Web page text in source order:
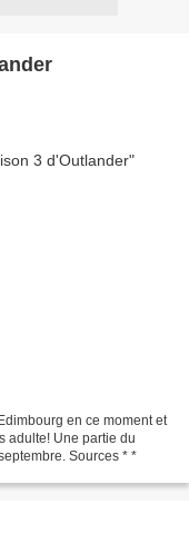
en ce moment et
adulte! Une partie du
Sources * *